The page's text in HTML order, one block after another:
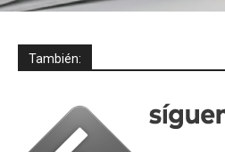
También: